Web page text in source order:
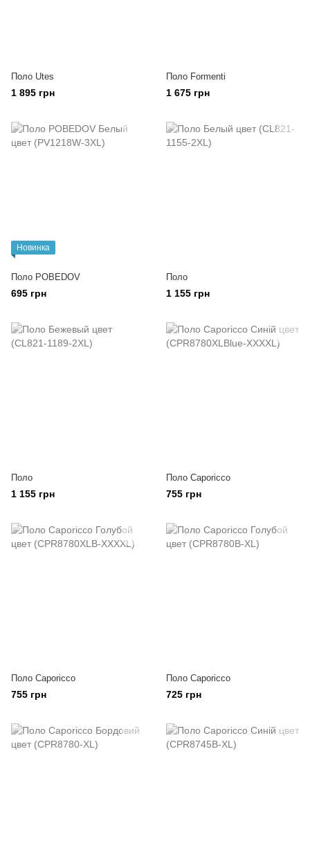
Поло Utes
1 895 грн
Поло Formenti
1 675 грн
Новинка
Поло POBEDOV
695 грн
Поло
1 155 грн
Поло
1 155 грн
Поло Caporicco
755 грн
Поло Caporicco
755 грн
Поло Caporicco
725 грн